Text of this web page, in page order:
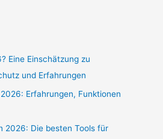
Eine Einschätzung zu
und Erfahrungen
Erfahrungen, Funktionen
2026: Die besten Tools für